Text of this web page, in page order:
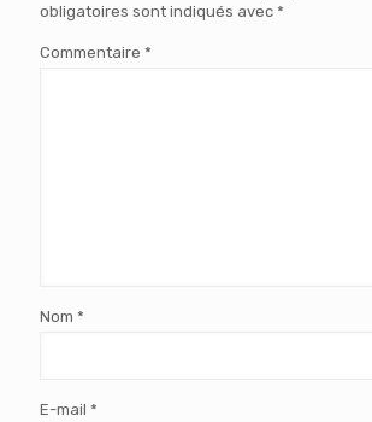
obligatoires sont indiqués avec *
Commentaire *
Nom *
E-mail *